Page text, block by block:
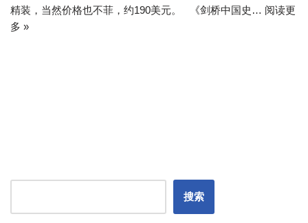
精装，当然价格也不菲，约190美元。 《剑桥中国史… 阅读更
多 »
搜索